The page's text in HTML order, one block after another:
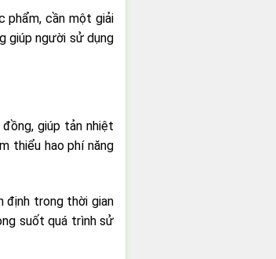
phẩm, cần một giải
giúp người sử dụng
giúp tản nhiệt
thiểu hao phí năng
định trong thời gian
suốt quá trình sử